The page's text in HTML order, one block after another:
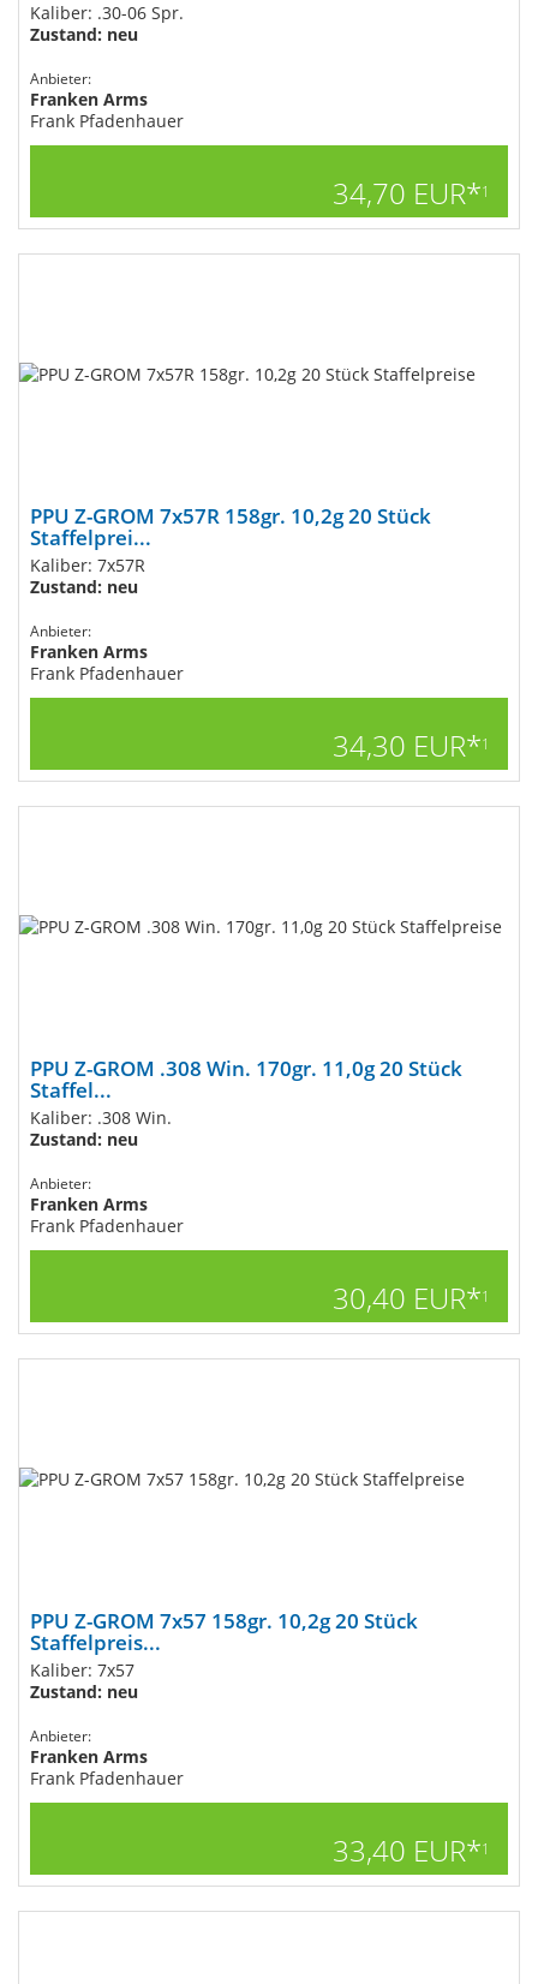
Kaliber: .30-06 Spr.
Zustand: neu
Anbieter:
Franken Arms
Frank Pfadenhauer
34,70 EUR*1
PPU Z-GROM 7x57R 158gr. 10,2g 20 Stück
Staffelprei...
Kaliber: 7x57R
Zustand: neu
Anbieter:
Franken Arms
Frank Pfadenhauer
34,30 EUR*1
PPU Z-GROM .308 Win. 170gr. 11,0g 20 Stück
Staffel...
Kaliber: .308 Win.
Zustand: neu
Anbieter:
Franken Arms
Frank Pfadenhauer
30,40 EUR*1
PPU Z-GROM 7x57 158gr. 10,2g 20 Stück
Staffelpreis...
Kaliber: 7x57
Zustand: neu
Anbieter:
Franken Arms
Frank Pfadenhauer
33,40 EUR*1